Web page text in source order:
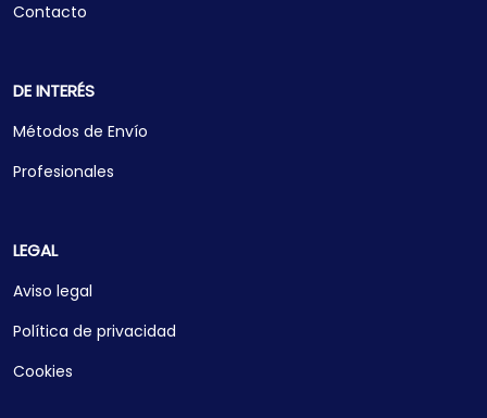
Contacto
DE INTERÉS
Métodos de Envío
Profesionales
LEGAL
Aviso legal
Política de privacidad
Cookies